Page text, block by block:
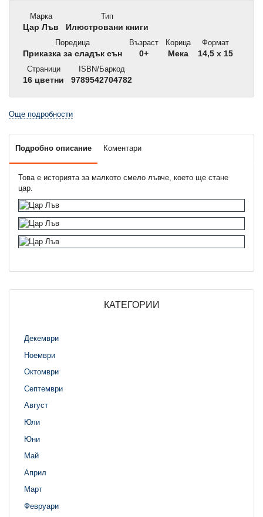
Марка
Цар Лъв
Тип
Илюстровани книги
Поредица
Приказка за сладък сън
Възраст
0+
Корица
Мека
Формат
14,5 x 15
Страници
16 цветни
ISBN/Баркод
9789542704782
Още подробности
Подробно описание Коментари
Това е историята за малкото смело лъвче, което ще стане
цар.
КАТЕГОРИИ
Декември
Ноември
Октомври
Септември
Август
Юли
Юни
Май
Април
Март
Февруари